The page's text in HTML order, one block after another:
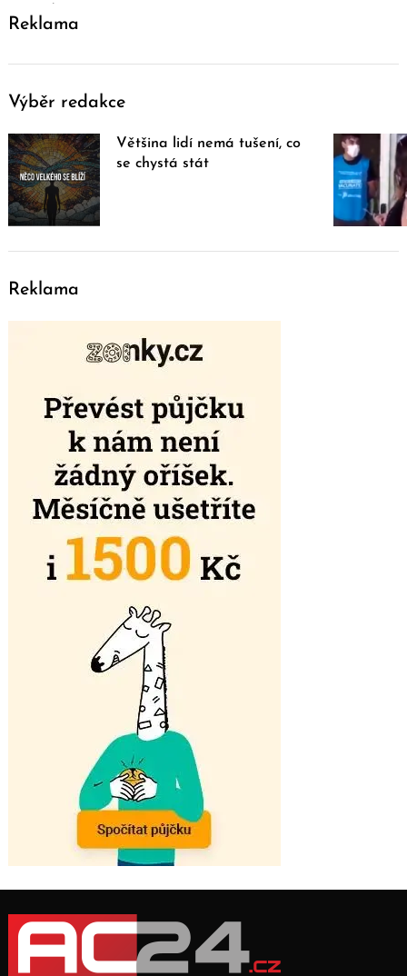
Reklama
Výběr redakce
Většina lidí nemá tušení, co
se chystá stát
Reklama